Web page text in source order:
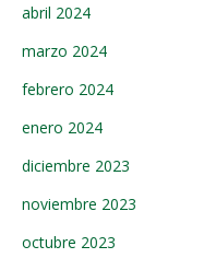
abril 2024
marzo 2024
febrero 2024
enero 2024
diciembre 2023
noviembre 2023
octubre 2023